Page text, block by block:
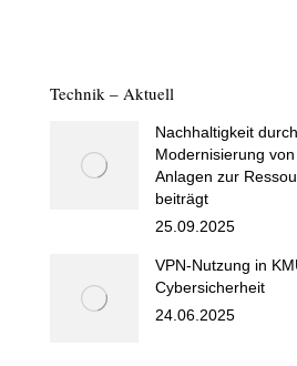
Technik – Aktuell
Nachhaltigkeit
Modernisierung
Anlagen zur
beiträgt
25.09.2025
VPN-Nutzung in
Cybersicherheit
24.06.2025